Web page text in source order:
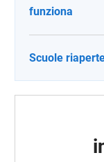
funziona
Scuole